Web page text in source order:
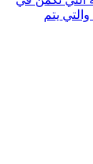
يتم